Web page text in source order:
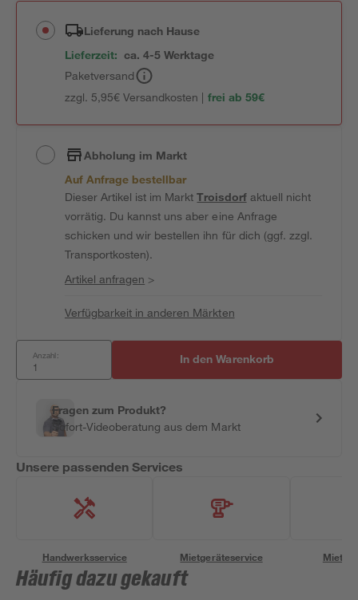
Lieferung nach Hause
Lieferzeit: ca. 4-5 Werktage
Paketversand
zzgl. 5,95€ Versandkosten | frei ab 59€
Abholung im Markt
Auf Anfrage bestellbar
Dieser Artikel ist im MarktTroisdorfaktuell nicht
vorrätig. Du kannst uns aber eine Anfrage
schicken und wir bestellen ihn für dich (ggf. zzgl.
Transportkosten).
Artikel anfragen >
Verfügbarkeit in anderen Märkten
Anzahl: In den Warenkorb
Fragen zum Produkt?
Sofort-Videoberatung aus dem Markt
Unsere passenden Services
Handwerksservice Mietgeräteservice
Häufig dazu gekauft